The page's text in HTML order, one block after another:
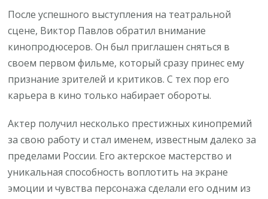
После успешного выступления на театральной
сцене, Виктор Павлов обратил внимание
кинопродюсеров. Он был приглашен сняться в
своем первом фильме, который сразу принес ему
признание зрителей и критиков. С тех пор его
карьера в кино только набирает обороты.
Актер получил несколько престижных кинопремий
за свою работу и стал именем, известным далеко за
пределами России. Его актерское мастерство и
уникальная способность воплотить на экране
эмоции и чувства персонажа сделали его одним из